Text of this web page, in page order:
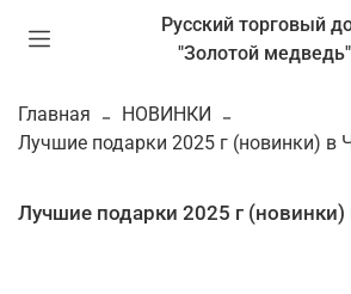
Русский торговый
"Золотой медведь"
Главная
НОВИНКИ
Лучшие подарки 2025 г (новинки) в
Лучшие подарки 2025 г (новинки)